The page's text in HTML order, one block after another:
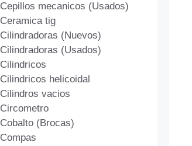
Cepillos mecanicos (Usados)
Ceramica tig
Cilindradoras (Nuevos)
Cilindradoras (Usados)
Cilindricos
Cilindricos helicoidal
Cilindros vacios
Circometro
Cobalto (Brocas)
Compas